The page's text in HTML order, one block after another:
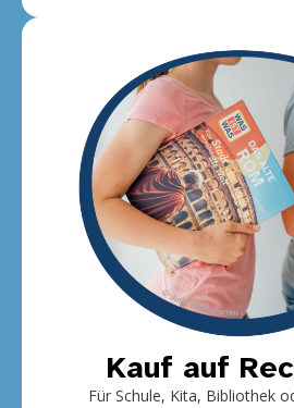
Kauf auf
Für Schule, Kita, Bibliothek